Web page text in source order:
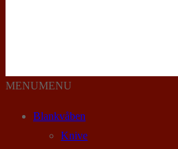
MENUMENU
Blankvåben
Knive